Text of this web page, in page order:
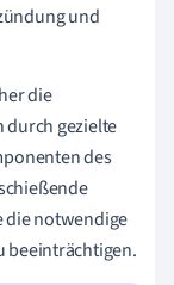
und
die
durch gezielte
des
die notwendige
beeinträchtigen.